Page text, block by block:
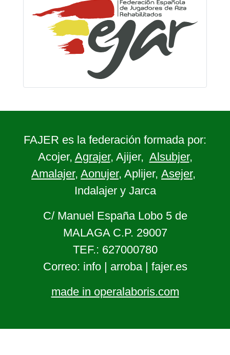
FAJER es la federación formada por:
Acojer, Agrajer, Ajijer, Alsubjer,
Amalajer, Aonujer, Aplijer, Asejer,
Indalajer y Jarca
C/ Manuel España Lobo 5 de
MALAGA C.P. 29007
TEF.: 627000780
Correo: info | arroba | fajer.es
made in operalaboris.com